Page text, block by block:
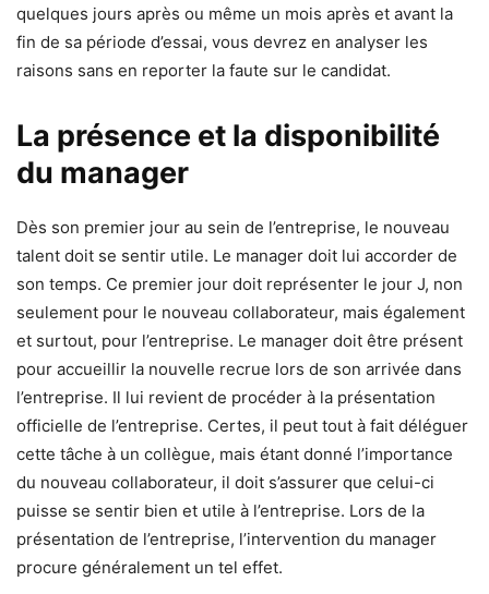
quelques jours après ou même un mois après et avant la
fin de sa période d’essai, vous devrez en analyser les
raisons sans en reporter la faute sur le candidat.
La présence et la disponibilité
du manager
Dès son premier jour au sein de l’entreprise, le nouveau
talent doit se sentir utile. Le manager doit lui accorder de
son temps. Ce premier jour doit représenter le jour J, non
seulement pour le nouveau collaborateur, mais également
et surtout, pour l’entreprise. Le manager doit être présent
pour accueillir la nouvelle recrue lors de son arrivée dans
l’entreprise. Il lui revient de procéder à la présentation
officielle de l’entreprise. Certes, il peut tout à fait déléguer
cette tâche à un collègue, mais étant donné l’importance
du nouveau collaborateur, il doit s’assurer que celui-ci
puisse se sentir bien et utile à l’entreprise. Lors de la
présentation de l’entreprise, l’intervention du manager
procure généralement un tel effet.